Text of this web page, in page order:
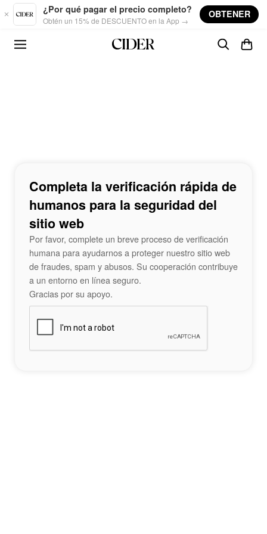
Skip to main content
¿Por qué pagar el precio completo?
Obtén un 15% de DESCUENTO en la App →
OBTENER
Completa la verificación rápida de
humanos para la seguridad del
sitio web
Por favor, complete un breve proceso de verificación
humana para ayudarnos a proteger nuestro sitio web
de fraudes, spam y abusos. Su cooperación contribuye
a un entorno en línea seguro.
Gracias por su apoyo.